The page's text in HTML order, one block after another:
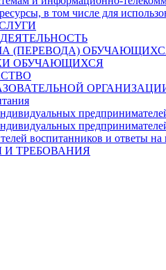
в том числе для
(ПЕРЕВОДА)
ОБУЧАЮЩИХСЯ
воспитанников и ответы
И ТРЕБОВАНИЯ